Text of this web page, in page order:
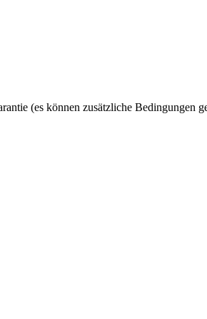
(es können zusätzliche Bedingungen